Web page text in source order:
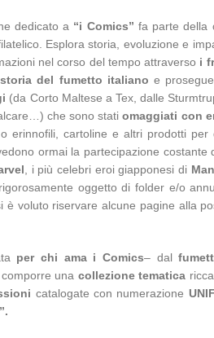
dedicato a “i Comics” fa parte della
Esplora storia, evoluzione e
nel corso del tempo attraverso i
del fumetto italiano e
(da Corto Maltese a Tex, dalle
che sono statiomaggiati con
erinnofili, cartoline e altri prodotti
ormai la partecipazione
, i più celebri eroi giapponesi di
oggetto di folder e/o
è voluto riservare alcune pagine alla
per chi ama i Comics– dal
una collezione tematica
catalogate con numerazione